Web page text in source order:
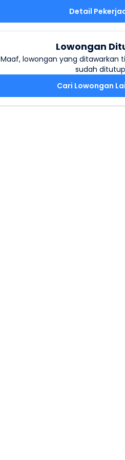
Detail
Lowongan
Maaf, lowongan yang ditawarkan
sudah ditutup
Cari Lowongan